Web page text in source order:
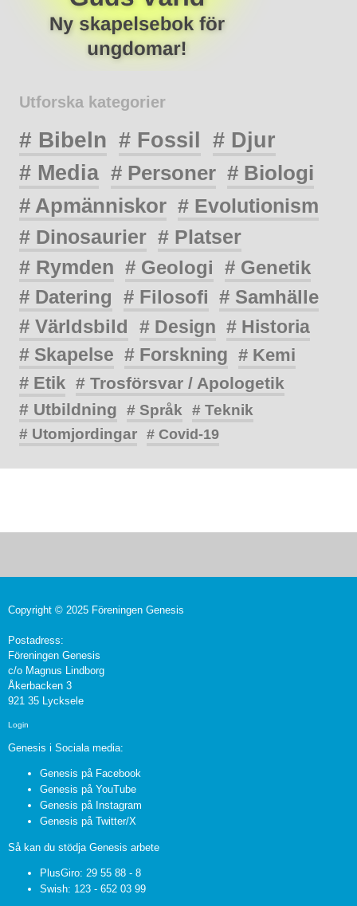
Utforska kategorier
# Bibeln # Fossil # Djur
# Media # Personer # Biologi
# Apmänniskor # Evolutionism
# Dinosaurier # Platser
# Rymden # Geologi # Genetik
# Datering # Filosofi # Samhälle
# Världsbild
# Design # Historia
# Skapelse # Forskning # Kemi
# Etik # Trosförsvar / Apologetik
# Utbildning
# Språk # Teknik
# Utomjordingar # Covid-19
Copyright © 2025 Föreningen Genesis
Postadress:
Föreningen Genesis
c/o Magnus Lindborg
Åkerbacken 3
921 35 Lycksele
Login
Genesis i Sociala media:
Genesis på Facebook
Genesis på YouTube
Genesis på Instagram
Genesis på Twitter/X
Så kan du stödja Genesis arbete
PlusGiro: 29 55 88 - 8
Swish: 123 - 652 03 99